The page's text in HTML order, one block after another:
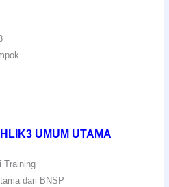
UMUM UTAMA
Training
dari BNSP